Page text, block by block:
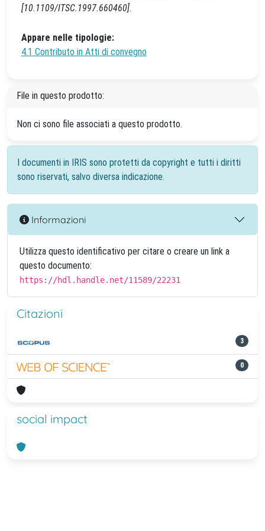
[10.1109/ITSC.1997.660460].
Appare nelle tipologie:
4.1 Contributo in Atti di convegno
File in questo prodotto:
Non ci sono file associati a questo prodotto.
I documenti in IRIS sono protetti da copyright e tutti i diritti
sono riservati, salvo diversa indicazione.
Informazioni
Utilizza questo identificativo per citare o creare un link a
questo documento:
https://hdl.handle.net/11589/22231
Citazioni
3
0
social impact